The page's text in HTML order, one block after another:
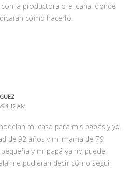
la productora o el canal donde
cómo hacerlo.
4:12 AM
mi casa para mis papás y yo.
de 92 años y mi mamá de 79
y mi papá ya no puede
me pudieran decir cómo seguir